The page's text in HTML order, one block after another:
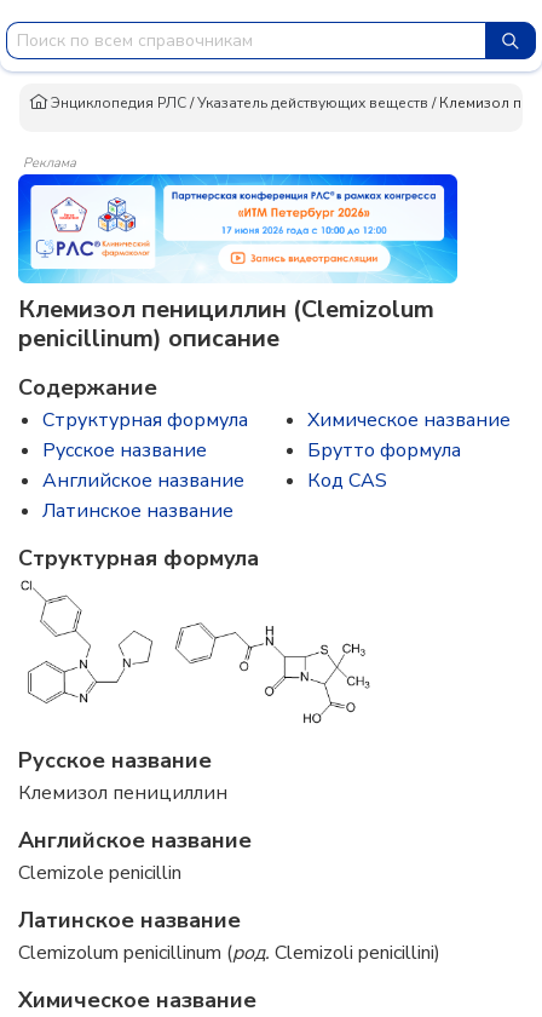
Энциклопедия РЛС/Указатель действующих веществ /Клемизол
Реклама
Клемизол пенициллин (Clemizolum
penicillinum) описание
Содержание
Структурная формула
Русское название
Английское название
Латинское название
Химическое название
Брутто формула
Код CAS
Структурная формула
Русское название
Клемизол пенициллин
Английское название
Clemizole penicillin
Латинское название
Clemizolum penicillinum (род. Clemizoli penicillini)
Химическое название